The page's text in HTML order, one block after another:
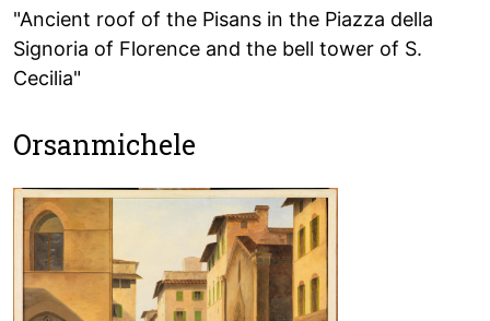
"Ancient roof of the Pisans in the Piazza della
Signoria of Florence and the bell tower of S.
Cecilia"
Orsanmichele